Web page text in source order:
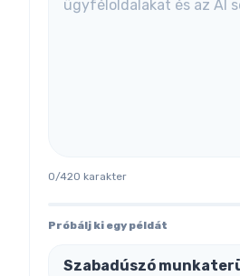
0/420 karakter
Próbálj ki egy példát
Szabadúszó